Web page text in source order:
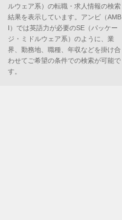
ルウェア系）の転職・求人情報の検索
結果を表示しています。アンビ（AMB
I）では英語力が必要のSE（パッケー
ジ・ミドルウェア系）のように、業
界、勤務地、職種、年収などを掛け合
わせてご希望の条件での検索が可能で
す。